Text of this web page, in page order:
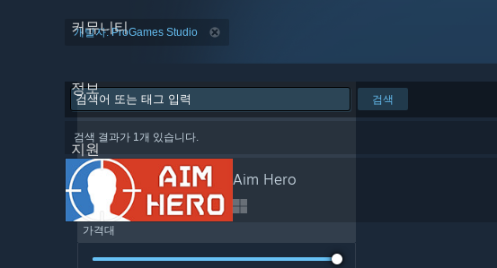
커뮤니티
정보
지원
개발자: ProGames Studio
검색
검색 결과가 1개 있습니다.
Aim Hero
가격대